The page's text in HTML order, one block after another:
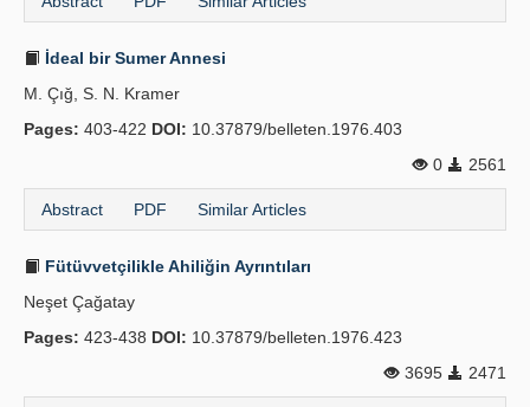
İdeal bir Sumer Annesi
M. Çığ, S. N. Kramer
Pages: 403-422 DOI: 10.37879/belleten.1976.403
0
2561
Abstract PDF Similar Articles
Fütüvvetçilikle Ahiliğin Ayrıntıları
Neşet Çağatay
Pages: 423-438 DOI: 10.37879/belleten.1976.423
3695
2471